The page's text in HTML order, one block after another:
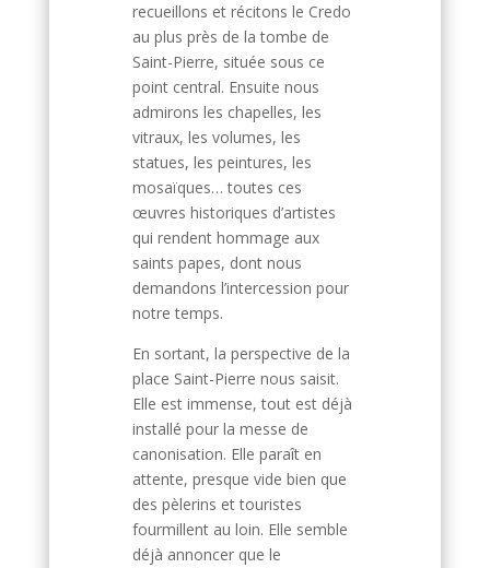
recueillons et récitons le Credo
au plus près de la tombe de
Saint-Pierre, située sous ce
point central. Ensuite nous
admirons les chapelles, les
vitraux, les volumes, les
statues, les peintures, les
mosaïques… toutes ces
œuvres historiques d’artistes
qui rendent hommage aux
saints papes, dont nous
demandons l’intercession pour
notre temps.
En sortant, la perspective de la
place Saint-Pierre nous saisit.
Elle est immense, tout est déjà
installé pour la messe de
canonisation. Elle paraît en
attente, presque vide bien que
des pèlerins et touristes
fourmillent au loin. Elle semble
déjà annoncer que le